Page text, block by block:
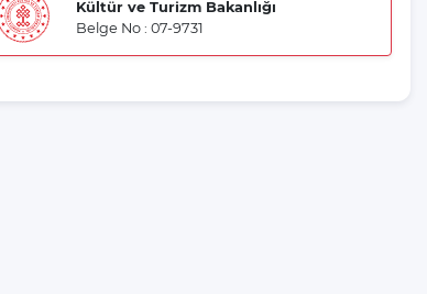
Kültür ve Turizm Bakanlığı
Belge No : 07-9731